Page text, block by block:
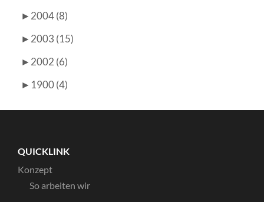
► 2004 (8)
► 2003 (15)
► 2002 (6)
► 1900 (4)
QUICKLINK
Konzept
So arbeiten wir